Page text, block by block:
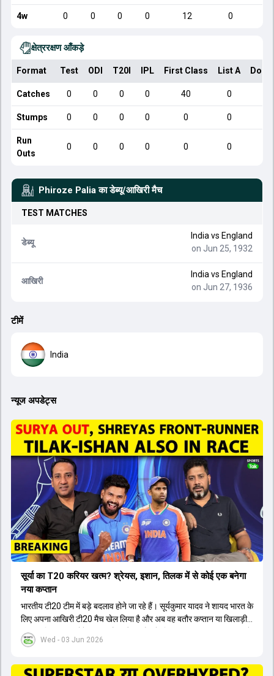
4w 0 0 0 0 12 0
क्षेत्ररक्षण आँकड़े
Format Test ODI T20I IPL First Class List A
Catches 0 0 0 0 40 0
Stumps 0 0 0 0 0 0
Run
Outs
0 0 0 0 0 0
Phiroze Palia का डेब्यू/आखिरी मैच
TEST MATCHES
डेब्यू
India vs England
on Jun 25, 1932
आखिरी
India vs England
on Jun 27, 1936
टीमें
India
न्यूज अपडेट्स
Wed - 03 Jun 2026
सूर्या का T20 करियर खत्म? श्रेयस, इशान, तिलक में से कोई एक बनेगा
नया कप्तान
भारतीय टी20 टीम में बड़े बदलाव होने जा रहे हैं। सूर्यकुमार यादव ने शायद भारत के
लिए अपना आखिरी टी20 मैच खेल लिया है और अब वह बतौर कप्तान या खिलाड़ी
टीम का हिस्सा नहीं होंगे। आयरलैंड और इंग्लैंड के खिलाफ आगामी टी20 सीरीज के
लिए नए कप्तान की तलाश जारी है। इस रेस में श्रेयस अय्यर सबसे आगे चल रहे
पटेल इस रेस में काफी पीछे हैं, जबकि संजू सैमसन और रजत पाटीदार कप्तानी की